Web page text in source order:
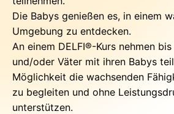
Die Babys genießen es, in einem
Umgebung zu entdecken.
An einem DELFI®-Kurs nehmen
und/oder Väter mit ihren Babys
Möglichkeit die wachsenden
zu begleiten und ohne
unterstützen.